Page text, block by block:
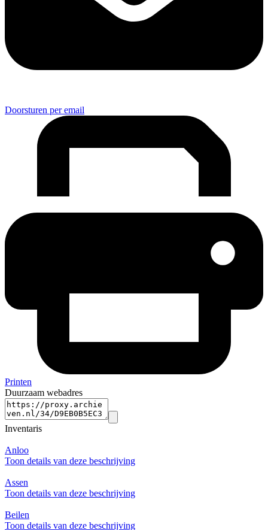
Doorsturen per email
Printen
Duurzaam webadres
Inventaris
Anloo
Toon details van deze beschrijving
Assen
Toon details van deze beschrijving
Beilen
Toon details van deze beschrijving